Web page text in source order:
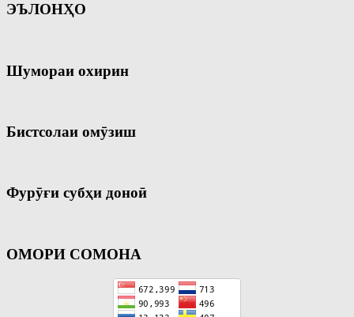
ЭЪЛОНҲО
Шумораи охирин
Бистсолаи омӯзиш
Фурӯғи субҳи доноӣ
ОМОРИ СОМОНА